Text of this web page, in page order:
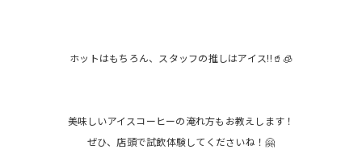
ホットはもちろん、スタッフの推しはアイス‼🥤🧊
美味しいアイスコーヒーの淹れ方もお教えします！
ぜひ、店頭で試飲体験してくださいね！🤗